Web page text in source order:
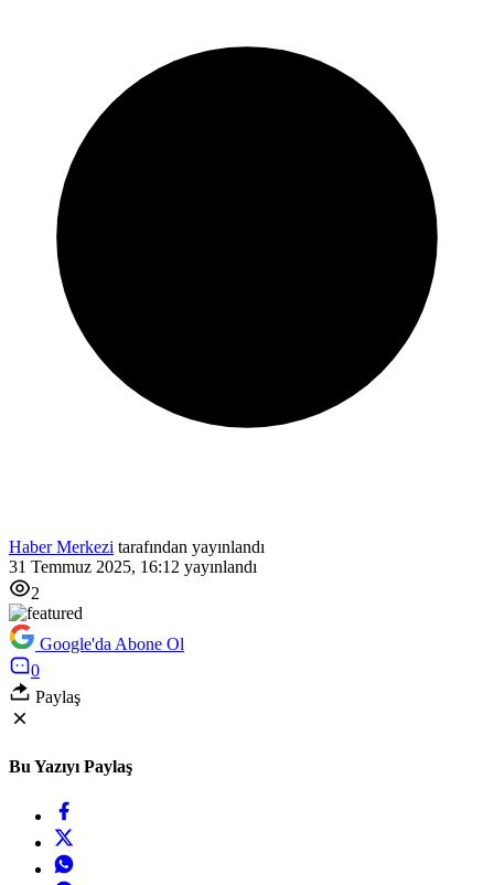
Haber Merkezi tarafından yayınlandı
31 Temmuz 2025, 16:12 yayınlandı
2
Google'da Abone Ol
0
Paylaş
Bu Yazıyı Paylaş